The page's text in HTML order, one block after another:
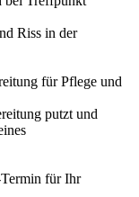
für Pflege und
Termin für Ihr